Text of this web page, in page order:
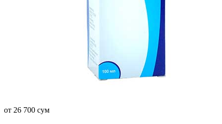
от 26 700 сум